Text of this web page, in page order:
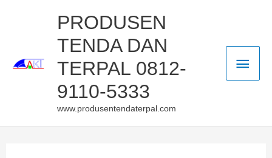
PRODUSEN
TENDA DAN
TERPAL 0812-
9110-5333
www.produsentendaterpal.com